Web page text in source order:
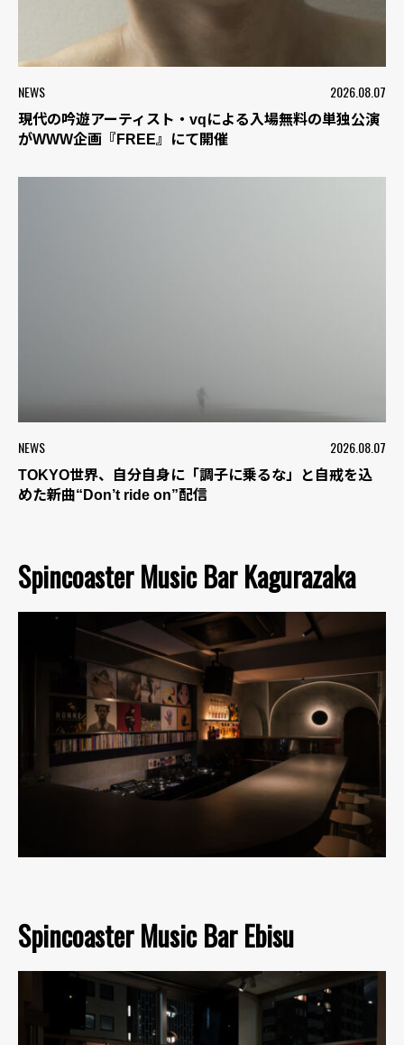
NEWS 2026.08.07
現代の吟遊アーティスト・vqによる入場無料の単独公演
がWWW企画『FREE』にて開催
NEWS 2026.08.07
TOKYO世界、自分自身に「調子に乗るな」と自戒を込
めた新曲“Don’t ride on”配信
Spincoaster Music Bar Kagurazaka
Spincoaster Music Bar Ebisu